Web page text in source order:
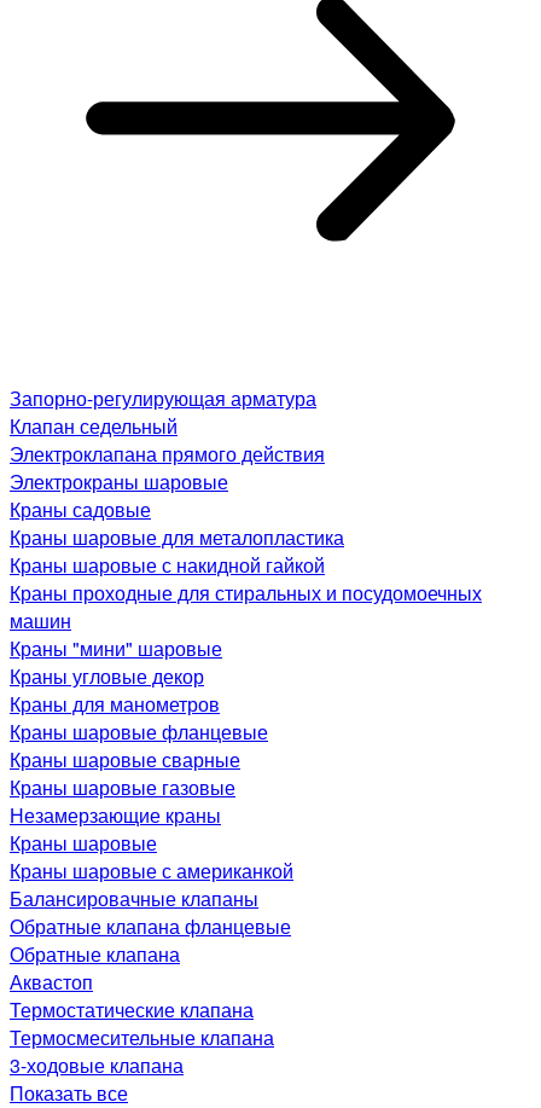
Запорно-регулирующая арматура
Клапан седельный
Электроклапана прямого действия
Электрокраны шаровые
Краны садовые
Краны шаровые для металопластика
Краны шаровые с накидной гайкой
Краны проходные для стиральных и посудомоечных
машин
Краны "мини" шаровые
Краны угловые декор
Краны для манометров
Краны шаровые фланцевые
Краны шаровые сварные
Краны шаровые газовые
Незамерзающие краны
Краны шаровые
Краны шаровые с американкой
Балансировачные клапаны
Обратные клапана фланцевые
Обратные клапана
Аквастоп
Термостатические клапана
Термосмесительные клапана
3-ходовые клапана
Показать все